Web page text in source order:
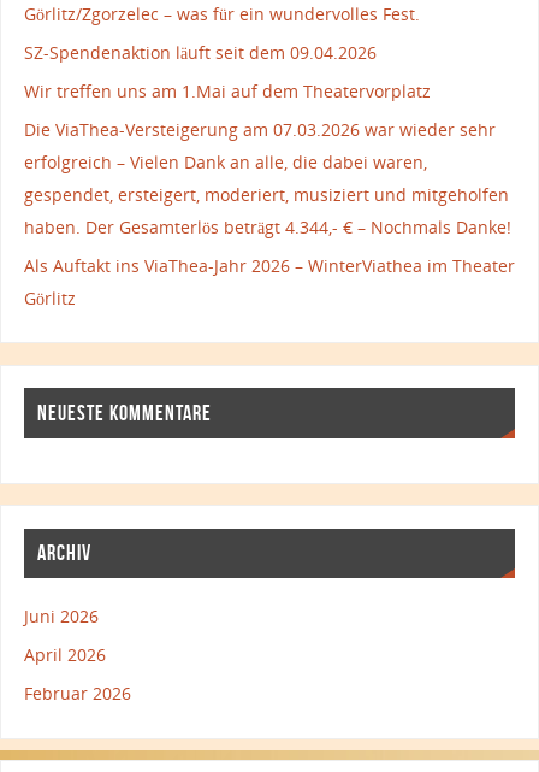
Görlitz/Zgorzelec – was für ein wundervolles Fest.
SZ-Spendenaktion läuft seit dem 09.04.2026
Wir treffen uns am 1.Mai auf dem Theatervorplatz
Die ViaThea-Versteigerung am 07.03.2026 war wieder sehr
erfolgreich – Vielen Dank an alle, die dabei waren,
gespendet, ersteigert, moderiert, musiziert und mitgeholfen
haben. Der Gesamterlös beträgt 4.344,- € – Nochmals Danke!
Als Auftakt ins ViaThea-Jahr 2026 – WinterViathea im Theater
Görlitz
NEUESTE KOMMENTARE
ARCHIV
Juni 2026
April 2026
Februar 2026